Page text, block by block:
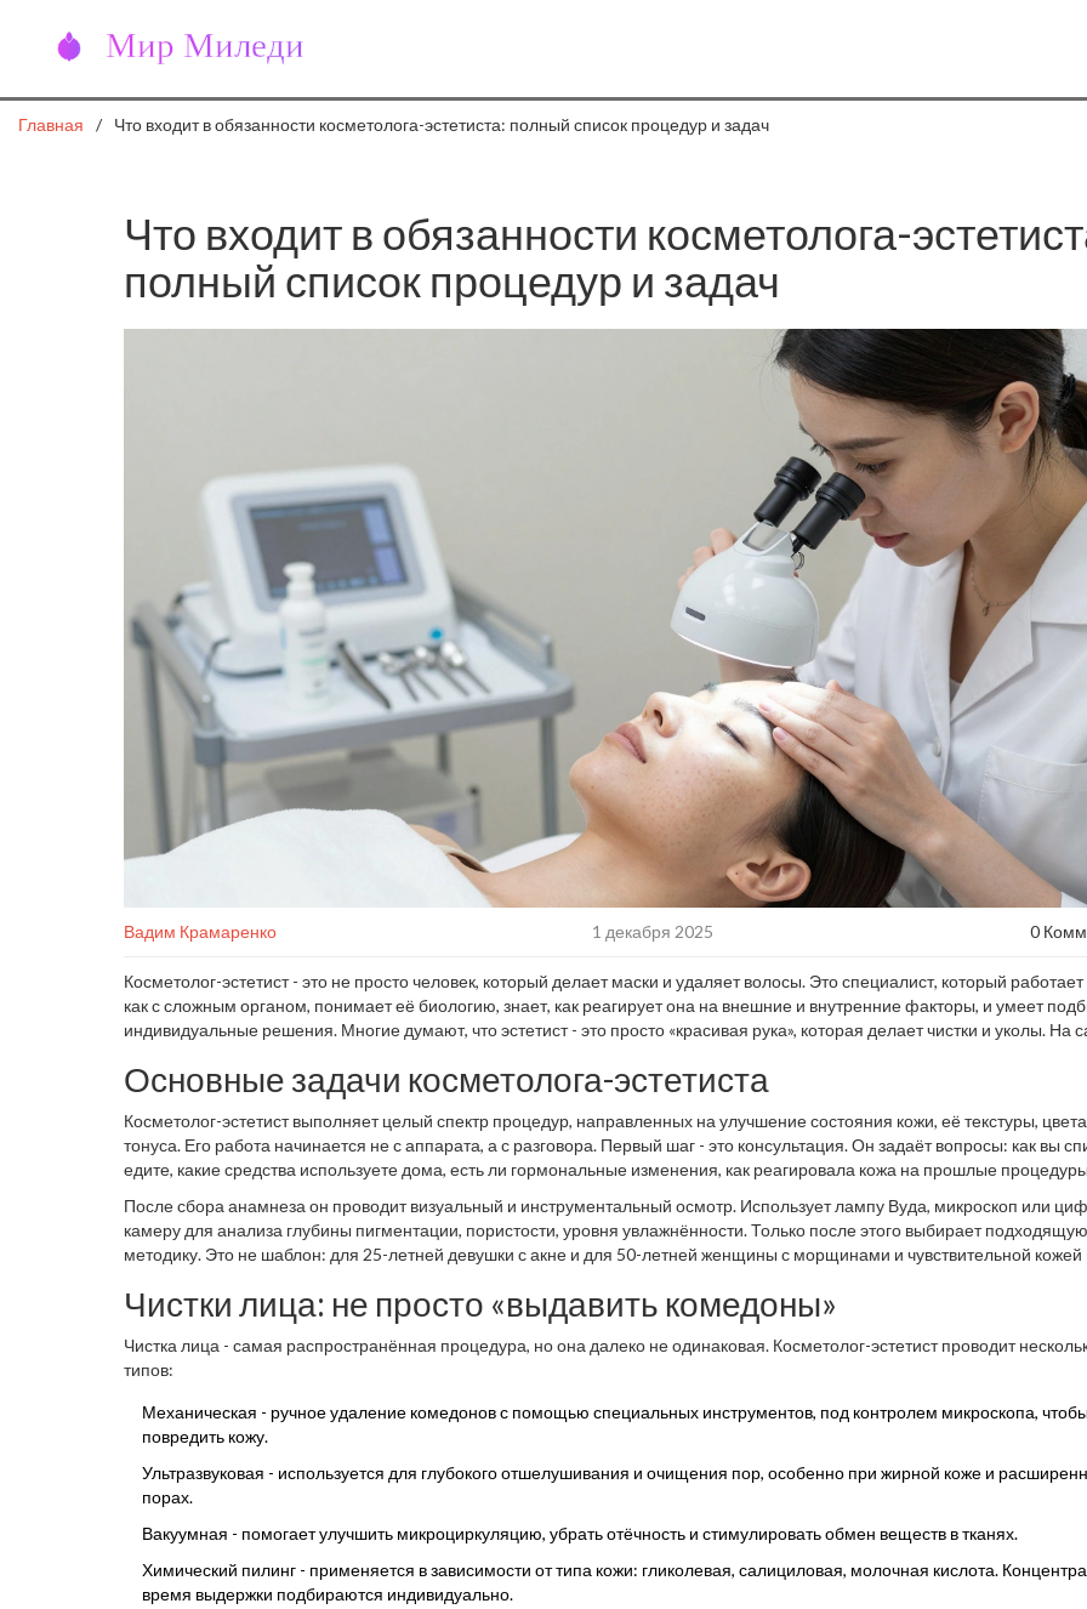
Главная Что входит в обязанности косметолога-эстетиста: полный список процедур и задач
Что входит в обязанности косметолога-
полный список процедур и задач
Вадим Крамаренко 1 декабря 2025 0
Косметолог-эстетист - это не просто человек, который делает маски и удаляет волосы. Это специалист, который работает
как с сложным органом, понимает её биологию, знает, как реагирует она на внешние и внутренние факторы, и умеет
индивидуальные решения. Многие думают, что эстетист - это просто «красивая рука», которая делает чистки и уколы. На
Основные задачи косметолога-эстетиста
Косметолог-эстетист выполняет целый спектр процедур, направленных на улучшение состояния кожи, её текстуры,
тонуса. Его работа начинается не с аппарата, а с разговора. Первый шаг - это консультация. Он задаёт вопросы: как вы
едите, какие средства используете дома, есть ли гормональные изменения, как реагировала кожа на прошлые
После сбора анамнеза он проводит визуальный и инструментальный осмотр. Использует лампу Вуда, микроскоп или
камеру для анализа глубины пигментации, пористости, уровня увлажнённости. Только после этого выбирает подходящую
методику. Это не шаблон: для 25-летней девушки с акне и для 50-летней женщины с морщинами и чувствительной кожей
Чистки лица: не просто «выдавить комедоны»
Чистка лица - самая распространённая процедура, но она далеко не одинаковая. Косметолог-эстетист проводит
типов:
Механическая - ручное удаление комедонов с помощью специальных инструментов, под контролем микроскопа,
повредить кожу.
Ультразвуковая - используется для глубокого отшелушивания и очищения пор, особенно при жирной коже и
порах.
Вакуумная - помогает улучшить микроциркуляцию, убрать отёчность и стимулировать обмен веществ в тканях.
Химический пилинг - применяется в зависимости от типа кожи: гликолевая, салициловая, молочная кислота.
время выдержки подбираются индивидуально.